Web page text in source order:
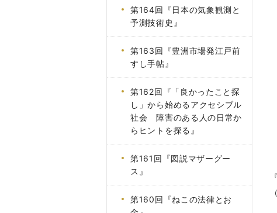
第164回『日本の気象観測と
予測技術史』
第163回『豊洲市場発江戸前
すし手帖』
第162回『「良かったこと探
し」から始めるアクセシブル
社会 障害のある人の日常か
らヒントを探る』
第161回『図説マザーグー
ス』
第160回『ねこの法律とお